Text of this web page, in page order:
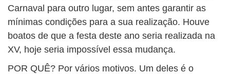
Carnaval para outro lugar, sem antes garantir as
mínimas condições para a sua realização. Houve
boatos de que a festa deste ano seria realizada na
XV, hoje seria impossível essa mudança.
POR QUÊ? Por vários motivos. Um deles é o